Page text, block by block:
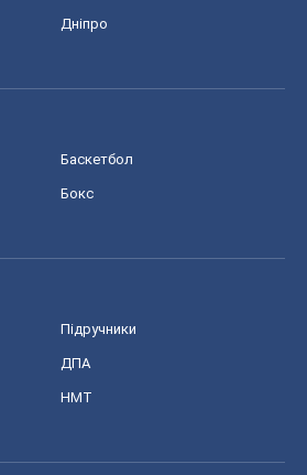
Дніпро
Баскетбол
Бокс
Підручники
ДПА
НМТ